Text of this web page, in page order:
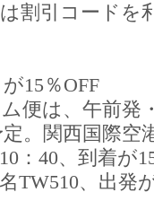
割引コードを
15％OFF
便は、午前発
。関西国際
：40、到着が
TW510、出発